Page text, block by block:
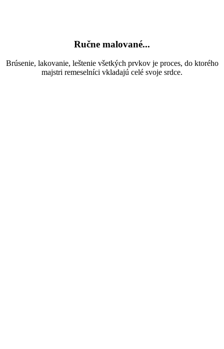
Ručne malované...
Brúsenie, lakovanie, leštenie všetkých prvkov je proces, do ktorého
majstri remeselníci vkladajú celé svoje srdce.